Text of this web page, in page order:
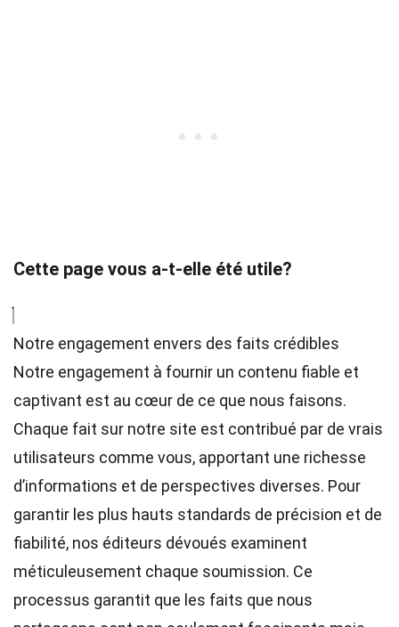
Cette page vous a-t-elle été utile?
Notre engagement envers des faits crédibles
Notre engagement à fournir un contenu fiable et
captivant est au cœur de ce que nous faisons.
Chaque fait sur notre site est contribué par de vrais
utilisateurs comme vous, apportant une richesse
d’informations et de perspectives diverses. Pour
garantir les plus hauts standards de précision et de
fiabilité, nos éditeurs dévoués examinent
méticuleusement chaque soumission. Ce
processus garantit que les faits que nous